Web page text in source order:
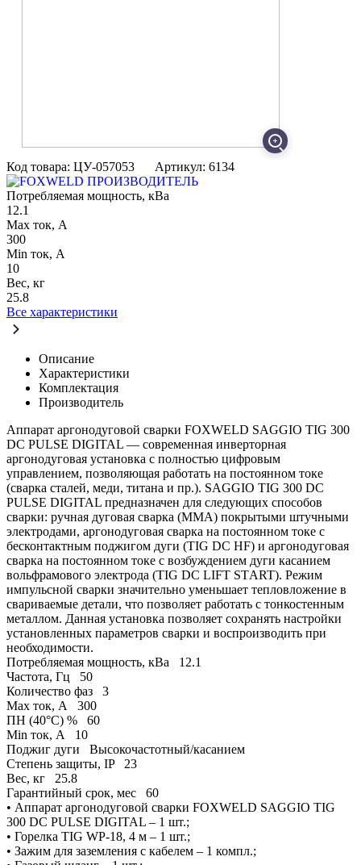
Код товара: ЦУ-057053
Артикул: 6134
ПРОИЗВОДИТЕЛЬ
Потребляемая мощность, кВа
12.1
Max ток, А
300
Min ток, А
10
Вес, кг
25.8
Все характеристики
Описание
Характеристики
Комплектация
Производитель
Аппарат аргонодуговой сварки FOXWELD SAGGIO TIG 300
DC PULSE DIGITAL — современная инверторная
аргонодуговая установка с полностью цифровым
управлением, позволяющая работать на постоянном токе
(сварка сталей, меди, титана и пр.). SAGGIO TIG 300 DC
PULSE DIGITAL предназначен для следующих способов
сварки: ручная дуговая сварка (ММА) покрытыми штучными
электродами, аргонодуговая сварка на постоянном токе с
бесконтактным поджигом дуги (TIG DC HF) и аргонодуговая
сварка на постоянном токе с возбуждением дуги касанием
вольфрамового электрода (ТIG DC LIFТ SТART). Режим
импульсной сварки значительно уменьшает тепловложение в
свариваемые детали, что позволяет работать с тонкостенным
металлом. Данная установка позволяет сохранять настройки
установленных параметров сварки и воспроизводить при
необходимости.
Потребляемая мощность, кВа
12.1
Частота, Гц
50
Количество фаз
3
Max ток, А
300
ПН (40°C) %
60
Min ток, А
10
Поджиг дуги
Высокочастотный/касанием
Степень защиты, IP
23
Вес, кг
25.8
Гарантийный срок, мес
60
• Аппарат аргонодуговой сварки FOXWELD SAGGIO TIG
300 DC PULSE DIGITAL – 1 шт.;
• Горелка TIG WP-18, 4 м – 1 шт.;
• Зажим для заземления с кабелем – 1 компл.;